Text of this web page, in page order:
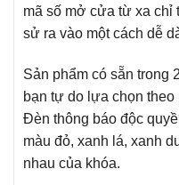
mã số mở cửa từ xa chỉ
sử ra vào một cách dễ
Sản phẩm có sẵn trong
bạn tự do lựa chọn theo
Đèn thông báo độc
màu đỏ, xanh lá, xanh
nhau của khóa.